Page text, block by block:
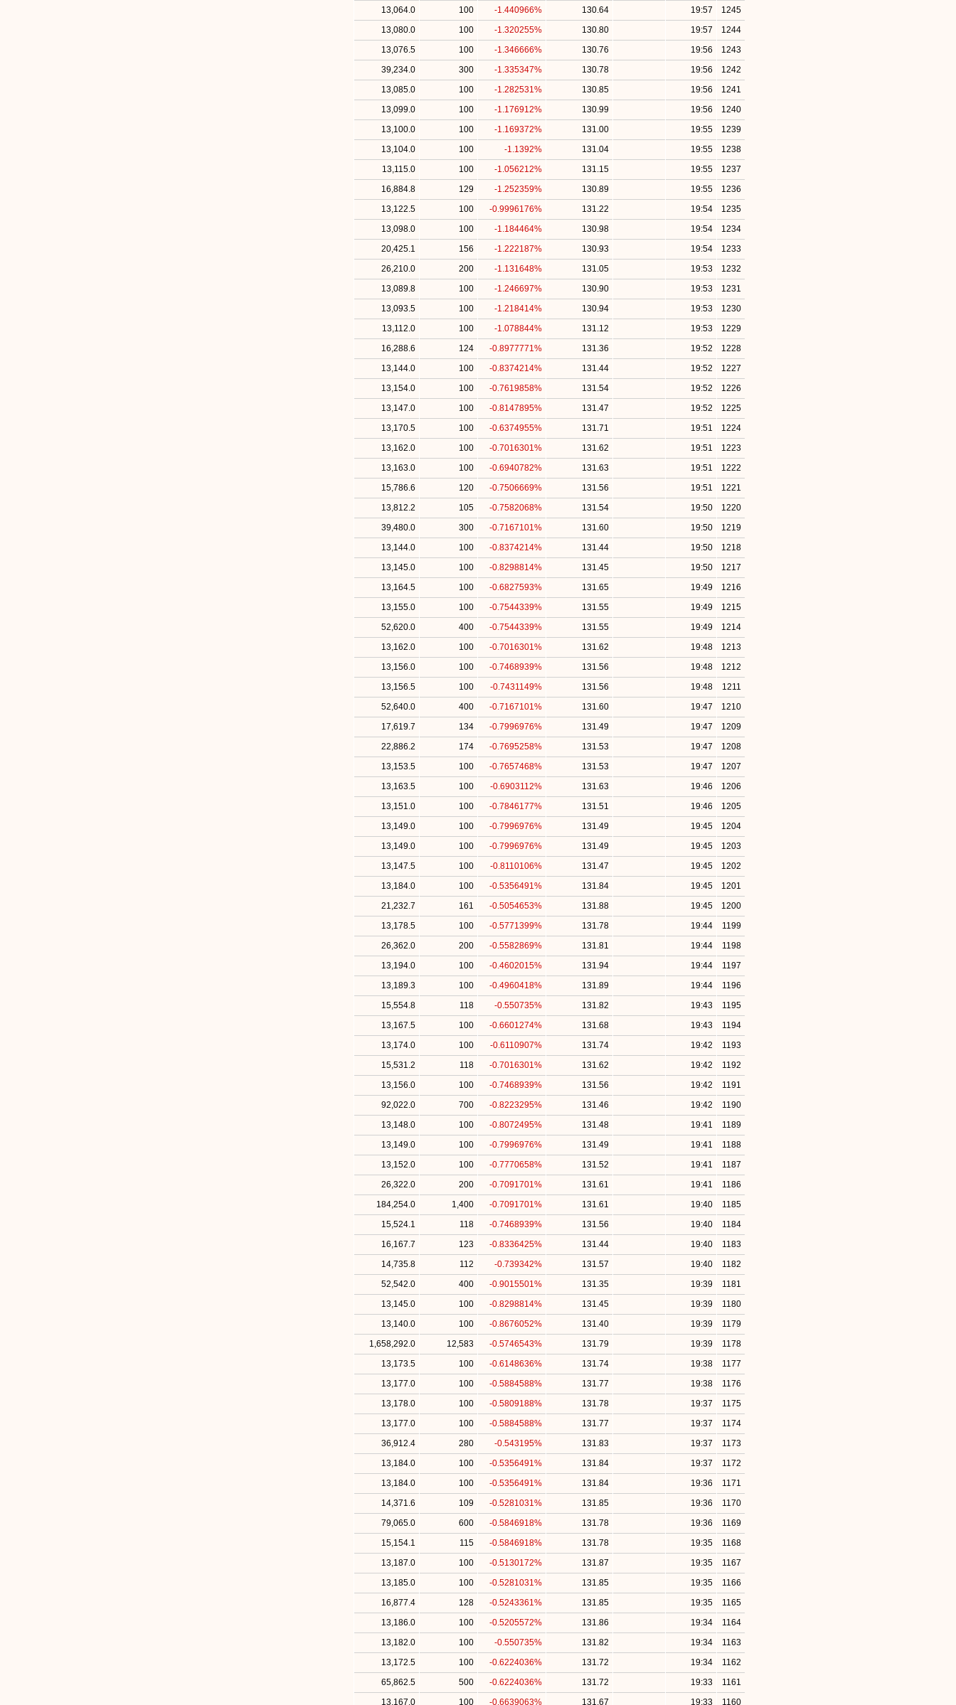
1245
19:57
130.64
-1.440966%
100
13,064.0
1244
19:57
130.80
-1.320255%
100
13,080.0
1243
19:56
130.76
-1.346666%
100
13,076.5
1242
19:56
130.78
-1.335347%
300
39,234.0
1241
19:56
130.85
-1.282531%
100
13,085.0
1240
19:56
130.99
-1.176912%
100
13,099.0
1239
19:55
131.00
-1.169372%
100
13,100.0
1238
19:55
131.04
-1.1392%
100
13,104.0
1237
19:55
131.15
-1.056212%
100
13,115.0
1236
19:55
130.89
-1.252359%
129
16,884.8
1235
19:54
131.22
-0.9996176%
100
13,122.5
1234
19:54
130.98
-1.184464%
100
13,098.0
1233
19:54
130.93
-1.222187%
156
20,425.1
1232
19:53
131.05
-1.131648%
200
26,210.0
1231
19:53
130.90
-1.246697%
100
13,089.8
1230
19:53
130.94
-1.218414%
100
13,093.5
1229
19:53
131.12
-1.078844%
100
13,112.0
1228
19:52
131.36
-0.8977771%
124
16,288.6
1227
19:52
131.44
-0.8374214%
100
13,144.0
1226
19:52
131.54
-0.7619858%
100
13,154.0
1225
19:52
131.47
-0.8147895%
100
13,147.0
1224
19:51
131.71
-0.6374955%
100
13,170.5
1223
19:51
131.62
-0.7016301%
100
13,162.0
1222
19:51
131.63
-0.6940782%
100
13,163.0
1221
19:51
131.56
-0.7506669%
120
15,786.6
1220
19:50
131.54
-0.7582068%
105
13,812.2
1219
19:50
131.60
-0.7167101%
300
39,480.0
1218
19:50
131.44
-0.8374214%
100
13,144.0
1217
19:50
131.45
-0.8298814%
100
13,145.0
1216
19:49
131.65
-0.6827593%
100
13,164.5
1215
19:49
131.55
-0.7544339%
100
13,155.0
1214
19:49
131.55
-0.7544339%
400
52,620.0
1213
19:48
131.62
-0.7016301%
100
13,162.0
1212
19:48
131.56
-0.7468939%
100
13,156.0
1211
19:48
131.56
-0.7431149%
100
13,156.5
1210
19:47
131.60
-0.7167101%
400
52,640.0
1209
19:47
131.49
-0.7996976%
134
17,619.7
1208
19:47
131.53
-0.7695258%
174
22,886.2
1207
19:47
131.53
-0.7657468%
100
13,153.5
1206
19:46
131.63
-0.6903112%
100
13,163.5
1205
19:46
131.51
-0.7846177%
100
13,151.0
1204
19:45
131.49
-0.7996976%
100
13,149.0
1203
19:45
131.49
-0.7996976%
100
13,149.0
1202
19:45
131.47
-0.8110106%
100
13,147.5
1201
19:45
131.84
-0.5356491%
100
13,184.0
1200
19:45
131.88
-0.5054653%
161
21,232.7
1199
19:44
131.78
-0.5771399%
100
13,178.5
1198
19:44
131.81
-0.5582869%
200
26,362.0
1197
19:44
131.94
-0.4602015%
100
13,194.0
1196
19:44
131.89
-0.4960418%
100
13,189.3
1195
19:43
131.82
-0.550735%
118
15,554.8
1194
19:43
131.68
-0.6601274%
100
13,167.5
1193
19:42
131.74
-0.6110907%
100
13,174.0
1192
19:42
131.62
-0.7016301%
118
15,531.2
1191
19:42
131.56
-0.7468939%
100
13,156.0
1190
19:42
131.46
-0.8223295%
700
92,022.0
1189
19:41
131.48
-0.8072495%
100
13,148.0
1188
19:41
131.49
-0.7996976%
100
13,149.0
1187
19:41
131.52
-0.7770658%
100
13,152.0
1186
19:41
131.61
-0.7091701%
200
26,322.0
1185
19:40
131.61
-0.7091701%
1,400
184,254.0
1184
19:40
131.56
-0.7468939%
118
15,524.1
1183
19:40
131.44
-0.8336425%
123
16,167.7
1182
19:40
131.57
-0.739342%
112
14,735.8
1181
19:39
131.35
-0.9015501%
400
52,542.0
1180
19:39
131.45
-0.8298814%
100
13,145.0
1179
19:39
131.40
-0.8676052%
100
13,140.0
1178
19:39
131.79
-0.5746543%
12,583
1,658,292.0
1177
19:38
131.74
-0.6148636%
100
13,173.5
1176
19:38
131.77
-0.5884588%
100
13,177.0
1175
19:37
131.78
-0.5809188%
100
13,178.0
1174
19:37
131.77
-0.5884588%
100
13,177.0
1173
19:37
131.83
-0.543195%
280
36,912.4
1172
19:37
131.84
-0.5356491%
100
13,184.0
1171
19:36
131.84
-0.5356491%
100
13,184.0
1170
19:36
131.85
-0.5281031%
109
14,371.6
1169
19:36
131.78
-0.5846918%
600
79,065.0
1168
19:35
131.78
-0.5846918%
115
15,154.1
1167
19:35
131.87
-0.5130172%
100
13,187.0
1166
19:35
131.85
-0.5281031%
100
13,185.0
1165
19:35
131.85
-0.5243361%
128
16,877.4
1164
19:34
131.86
-0.5205572%
100
13,186.0
1163
19:34
131.82
-0.550735%
100
13,182.0
1162
19:34
131.72
-0.6224036%
100
13,172.5
1161
19:33
131.72
-0.6224036%
500
65,862.5
1160
19:33
131.67
-0.6639063%
100
13,167.0